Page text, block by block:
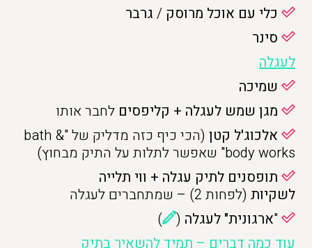
כלי עם אוכל מרוסק / גרבר
סינר
לעגלה
שמיכה
מגן שמש לעגלה + קליפסים לחבר אותו
אלכוג'ל קטן
(הכי כיף כזה מדליק של "bath &
body works" שאפשר לתלות על התיק מבחוץ)
תופסנים לתיק עגלה + ווי תלייה
לשקיות (לפחות 2) – שמתחברים לעגלה
"ארגונית" לעגלה (
)
עוד כמה דברים – תמיד להשאיר בתיק